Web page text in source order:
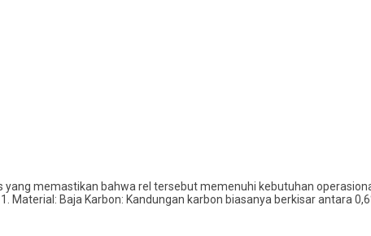
memastikan bahwa rel tersebut memenuhi kebutuhan
Material: Baja Karbon: Kandungan karbon biasanya berkisar antara